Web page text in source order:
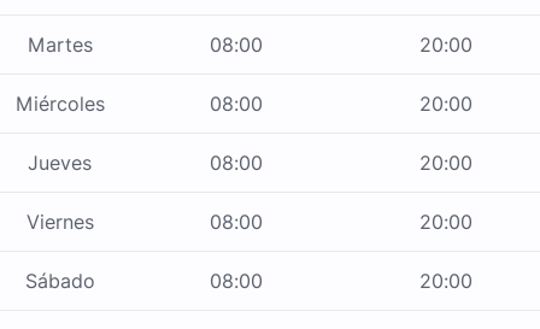
Martes 08:00 20:00
Miércoles 08:00 20:00
Jueves 08:00 20:00
Viernes 08:00 20:00
Sábado 08:00 20:00